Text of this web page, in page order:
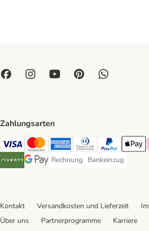
Zahlungsarten
Visa Payment Method
Mastercard Payment Method
American Express Payment
Diners Club Payment
PayPalApple
Riverty Payment Method
Google Pay Payment Method
Rechnung
Rechnung Payment Method
Bankeinzug
Bankeinzug
Kontakt Versandkosten und Lieferzeit
Über uns
Partnerprogramme Karriere